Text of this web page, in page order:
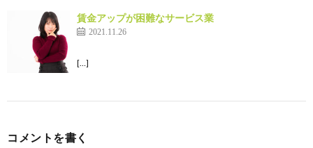
賃金アップが困難なサービス業
2021.11.26
[…]
コメントを書く